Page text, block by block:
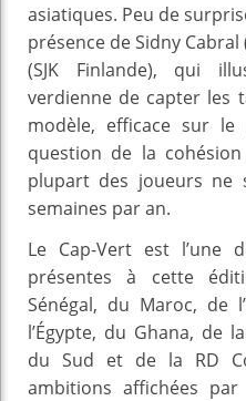
asiatiques. Peu de
présence de Sidny
(SJK Finlande), qui
verdienne de capter les
modèle, efficace sur
question de la
plupart des joueurs ne
semaines par an.
Le Cap-Vert est l’une
présentes à cette
Sénégal, du Maroc, de
l’Égypte, du Ghana, de
du Sud et de la RD
ambitions affichées